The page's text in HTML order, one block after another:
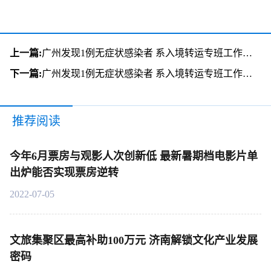
上一篇:
广州发现1例无症状感染者 系入境转运专班工作人员
下一篇:
广州发现1例无症状感染者 系入境转运专班工作人员
推荐阅读
今年6月票房与观影人次创新低 最新暑期档电影片单
出炉能否实现票房逆转
2022-07-05
文旅集聚区最高补助100万元 济南解锁文化产业发展
密码